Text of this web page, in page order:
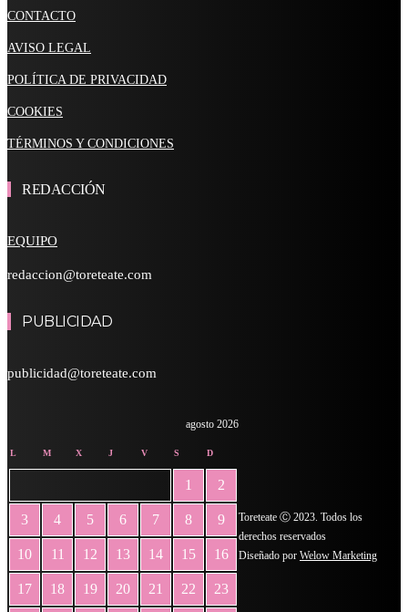
CONTACTO
AVISO LEGAL
POLÍTICA DE PRIVACIDAD
COOKIES
TÉRMINOS Y CONDICIONES
REDACCIÓN
EQUIPO
redaccion@toreteate.com
PUBLICIDAD
publicidad@toreteate.com
agosto 2026
L M X J V S D
1 2
3 4 5 6 7 8 9
10 11 12 13 14 15 16
17 18 19 20 21 22 23
Toreteate Ⓒ 2023. Todos los
derechos reservados
Diseñado por Welow Marketing